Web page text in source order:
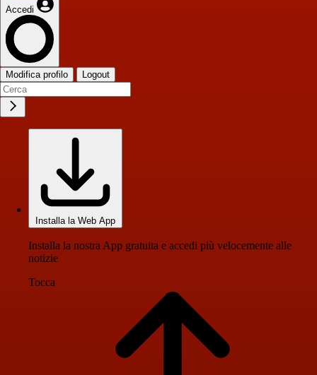
Accedi
Modifica profilo Logout
Installa la Web App
Installa la nostra App gratuita e accedi più velocemente alle
notizie
Tocca